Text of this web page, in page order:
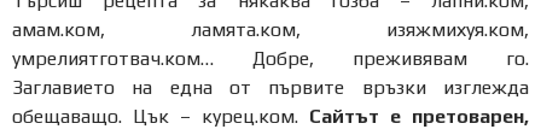
амам.ком, ламята.ком, изяжмихуя.ком,
умрелиятготвач.ком… Добре, преживявам го.
Заглавието на една от първите връзки изглежда
обещаващо. Цък – курец.ком. Сайтът е претоварен,